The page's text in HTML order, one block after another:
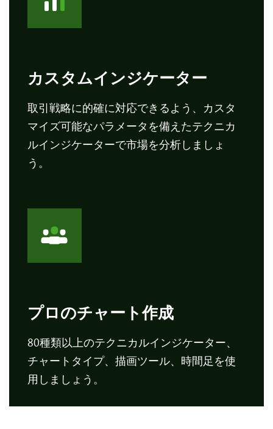
カスタムインジケーター
取引戦略に的確に対応できるよう、カスタ
マイズ可能なパラメータを備えたテクニカ
ルインジケーターで市場を分析しましょ
う。
プロのチャート作成
80種類以上のテクニカルインジケーター、
チャートタイプ、描画ツール、時間足を使
用しましょう。